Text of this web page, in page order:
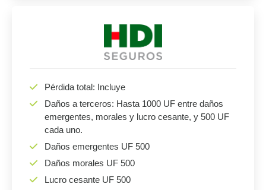
Pérdida total: Incluye
Daños a terceros: Hasta 1000 UF entre daños
emergentes, morales y lucro cesante, y 500 UF
cada uno.
Daños emergentes UF 500
Daños morales UF 500
Lucro cesante UF 500